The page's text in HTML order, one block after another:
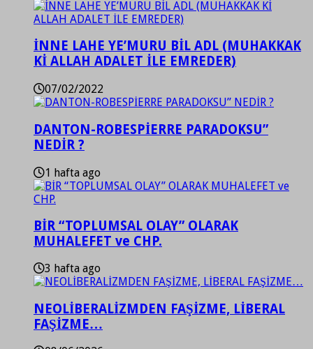
İNNE LAHE YE’MURU BİL ADL (MUHAKKAK
Kİ ALLAH ADALET İLE EMREDER)
07/02/2022
DANTON-ROBESPİERRE PARADOKSU”
NEDİR ?
1 hafta ago
BİR “TOPLUMSAL OLAY” OLARAK
MUHALEFET ve CHP.
3 hafta ago
NEOLİBERALİZMDEN FAŞİZME, LİBERAL
FAŞİZME…